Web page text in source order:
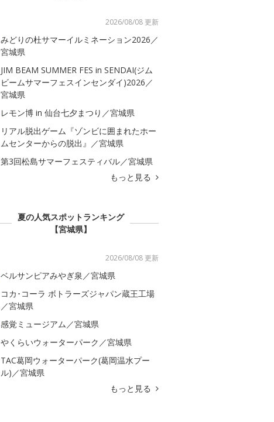
2026/08/08 更新
みどりの杜サマーイルミネーション2026／
宮城県
JIM BEAM SUMMER FES in SENDAI(ジム
ビームサマーフェスインセンダイ)2026／
宮城県
レモン博 in 仙台七夕まつり／宮城県
リアル脱出ゲーム『ゾンビに囲まれたホー
ムセンターからの脱出』／宮城県
第3回松島サマーフェスティバル／宮城県
もっと見る
夏の人気スポットランキング
【宮城県】
2026/08/08 更新
ベルサンピアみやぎ泉／宮城県
コカ･コーラ ボトラーズジャパン蔵王工場
／宮城県
感覚ミュージアム／宮城県
やくらいウォーターパーク／宮城県
TAC葛岡ウォーターパーク(葛岡温水プー
ル)／宮城県
もっと見る